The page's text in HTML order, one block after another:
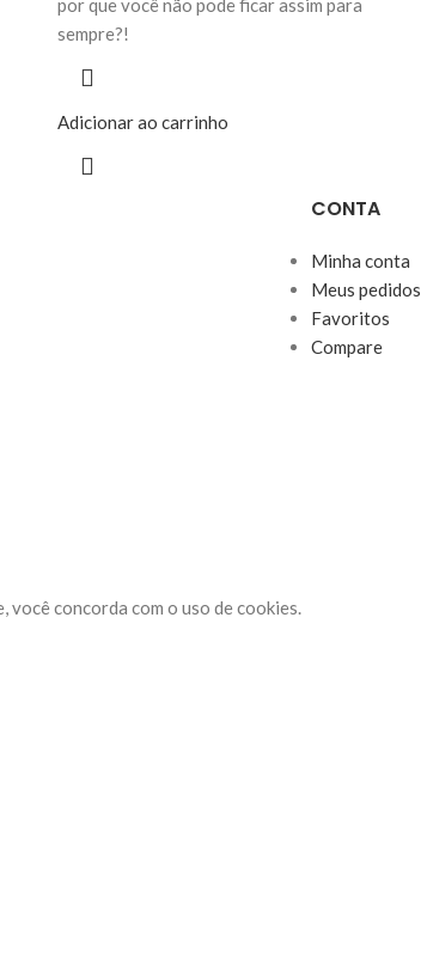
sempre?!
Adicionar ao carrinho
CONTA
Minha conta
Meus pedidos
Favoritos
Compare
concorda com o uso de cookies.